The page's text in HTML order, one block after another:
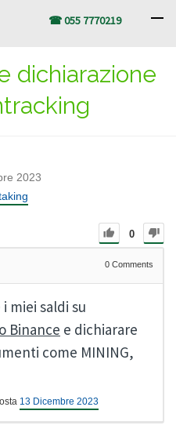
☎ 055 7770219
dichiarazione
2023
0
0 Comments
miei saldi su
Binance e dichiarare
come MINING,
13 Dicembre 2023